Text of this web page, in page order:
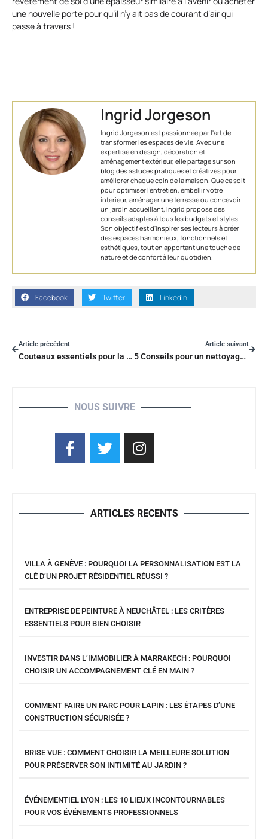
une nouvelle porte pour qu’il n’y ait pas de courant d’air qui
passe à travers !
Ingrid Jorgeson
Ingrid Jorgeson est passionnée par l'art de
transformer les espaces de vie. Avec une
expertise en design, décoration et
aménagement extérieur, elle partage sur son
blog des astuces pratiques et créatives pour
améliorer chaque coin de la maison. Que ce soit
pour optimiser l’entretien, embellir votre
intérieur, aménager une terrasse ou concevoir
un jardin accueillant, Ingrid propose des
conseils adaptés à tous les budgets et styles.
Son objectif est d'inspirer ses lecteurs à créer
des espaces harmonieux, fonctionnels et
esthétiques, tout en apportant une touche de
nature et de confort à leur quotidien.
Facebook Twitter LinkedIn
Article précédent
Couteaux essentiels pour la cuisine végétarienne
Article suivant
5 Conseils pour un nettoyage de cuisine plus écologique
NOUS SUIVRE
ARTICLES RECENTS
VILLA À GENÈVE : POURQUOI LA PERSONNALISATION EST LA
CLÉ D’UN PROJET RÉSIDENTIEL RÉUSSI ?
ENTREPRISE DE PEINTURE À NEUCHÂTEL : LES CRITÈRES
ESSENTIELS POUR BIEN CHOISIR
INVESTIR DANS L’IMMOBILIER À MARRAKECH : POURQUOI
CHOISIR UN ACCOMPAGNEMENT CLÉ EN MAIN ?
COMMENT FAIRE UN PARC POUR LAPIN : LES ÉTAPES D’UNE
CONSTRUCTION SÉCURISÉE ?
BRISE VUE : COMMENT CHOISIR LA MEILLEURE SOLUTION
POUR PRÉSERVER SON INTIMITÉ AU JARDIN ?
ÉVÉNEMENTIEL LYON : LES 10 LIEUX INCONTOURNABLES
POUR VOS ÉVÉNEMENTS PROFESSIONNELS